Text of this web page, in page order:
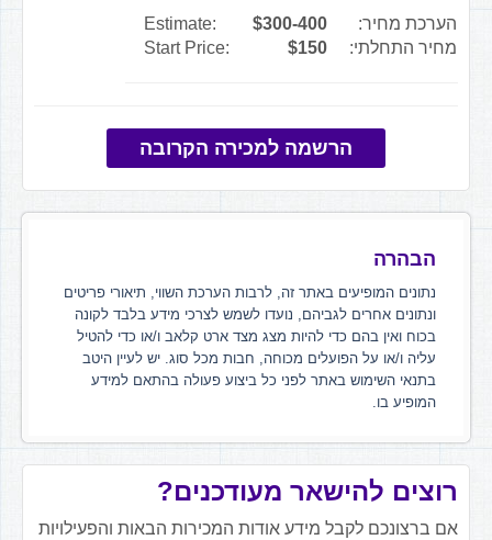
הערכת מחיר: $300-400
Estimate:
מחיר התחלתי:
$150
Start Price:
הרשמה למכירה הקרובה
הבהרה
נתונים המופיעים באתר זה, לרבות הערכת השווי, תיאורי פריטים
ונתונים אחרים לגביהם, נועדו לשמש לצרכי מידע בלבד לקונה
בכוח ואין בהם כדי להיות מצג מצד ארט קלאב ו/או כדי להטיל
עליה ו/או על הפועלים מכוחה, חבות מכל סוג. יש לעיין היטב
בתנאי השימוש באתר לפני כל ביצוע פעולה בהתאם למידע
המופיע בו.
רוצים להישאר מעודכנים?
אם ברצונכם לקבל מידע אודות המכירות הבאות והפעילויות